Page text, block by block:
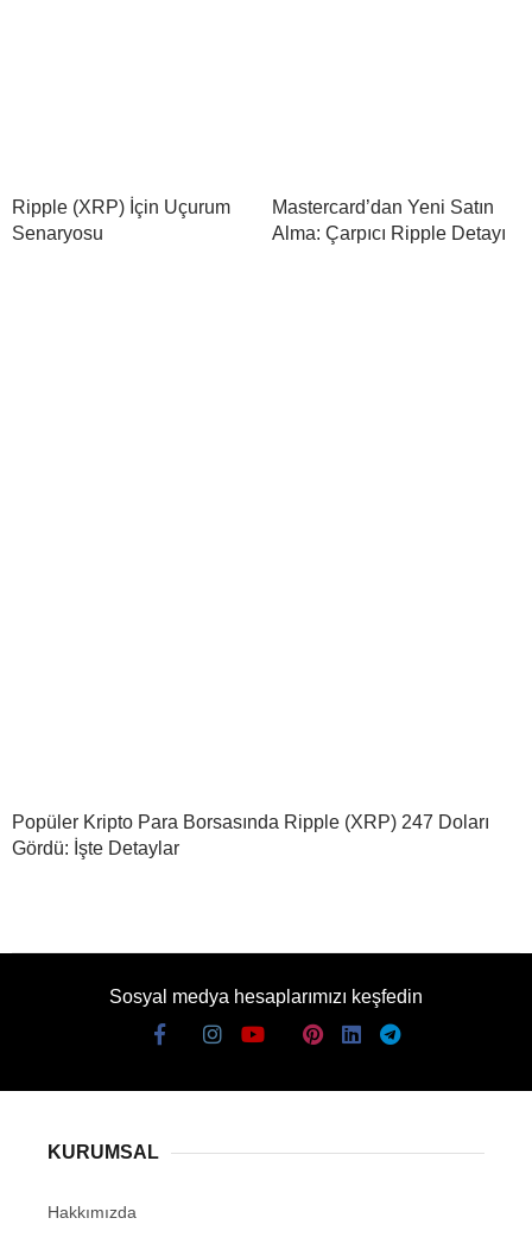
Ripple (XRP) İçin Uçurum
Senaryosu
Mastercard’dan Yeni Satın
Alma: Çarpıcı Ripple Detayı
Popüler Kripto Para Borsasında Ripple (XRP) 247 Doları
Gördü: İşte Detaylar
Sosyal medya hesaplarımızı keşfedin
KURUMSAL
Hakkımızda